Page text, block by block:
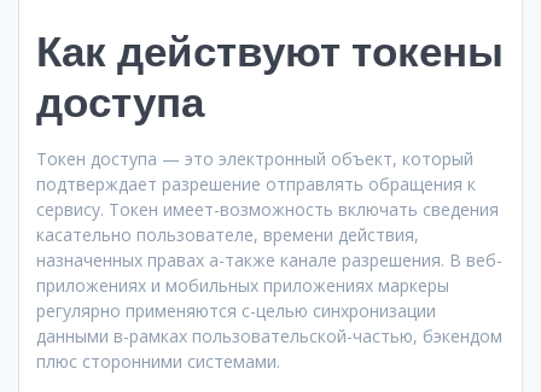
Как действуют токены
доступа
Токен доступа — это электронный объект, который
подтверждает разрешение отправлять обращения к
сервису. Токен имеет-возможность включать сведения
касательно пользователе, времени действия,
назначенных правах а-также канале разрешения. В веб-
приложениях и мобильных приложениях маркеры
регулярно применяются с-целью синхронизации
данными в-рамках пользовательской-частью, бэкендом
плюс сторонними системами.